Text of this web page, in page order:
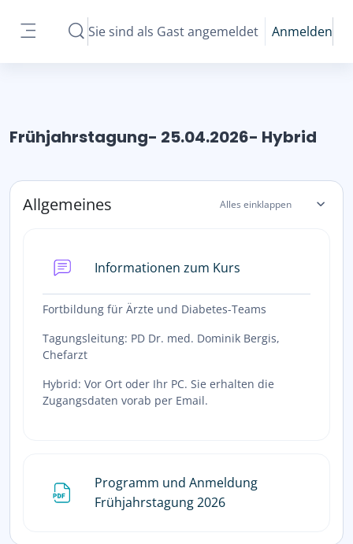
Website-Übersicht
Sucheingabe umschalten
Sie sind als Gast angemeldet Anmelden
Frühjahrstagung- 25.04.2026- Hybrid
Abschnittsübersicht
Allgemeines Alles einklappen
Informationen zum Kurs
Fortbildung für Ärzte und Diabetes-Teams
Tagungsleitung: PD Dr. med. Dominik Bergis,
Chefarzt
Hybrid: Vor Ort oder Ihr PC. Sie erhalten die
Zugangsdaten vorab per Email.
Programm und Anmeldung
Frühjahrstagung 2026Datei